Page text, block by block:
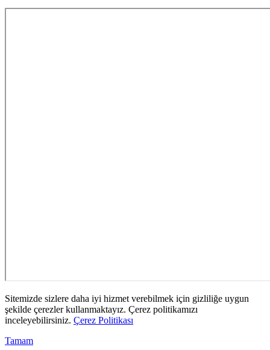
Sitemizde sizlere daha iyi hizmet verebilmek için gizliliğe uygun
şekilde çerezler kullanmaktayız. Çerez politikamızı
inceleyebilirsiniz. Çerez Politikası
Tamam